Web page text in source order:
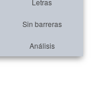
Letras
Sin barreras
Análisis